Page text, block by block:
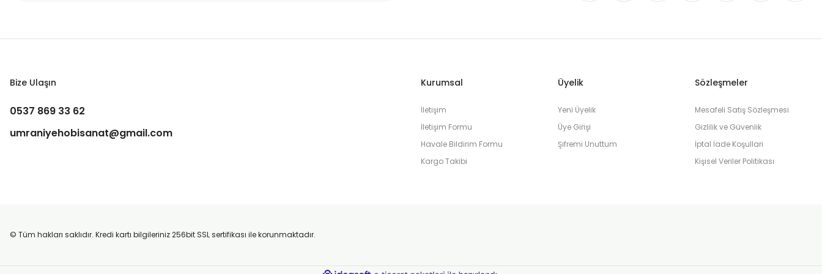
Bize Ulaşın
0537 869 33 62
umraniyehobisanat@gmail.com
Kurumsal
İletişim
İletişim Formu
Havale Bildirim Formu
Kargo Takibi
Üyelik
Yeni Üyelik
Üye Girişi
Şifremi Unuttum
Sözleşmeler
Mesafeli Satış Sözleşmesi
Gizlilik ve Güvenlik
İptal İade Koşullari
Kişisel Veriler Politikası
© Tüm hakları saklıdır. Kredi kartı bilgileriniz 256bit SSL sertifikası ile korunmaktadır.